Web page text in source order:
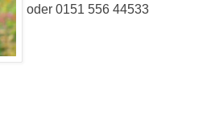
oder 0151 556 44533